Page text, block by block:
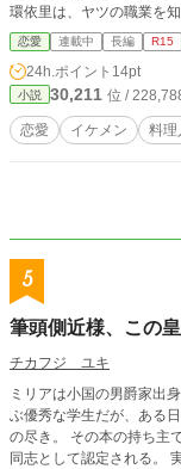
環依里は、ヤツの職業を
世間に知られた天才料理
才料理人！？）×どこにで
りあうラブコメディ！（予
恋愛 連載中 長編 R15
24h.ポイント 14pt
小説 30,211 位 /
恋愛 イケメン 料理
5
筆頭側近様、この
チカフジ ユキ
ミリアは小国の男爵家出
ぶ優秀な学生だが、ある
の尽き。 その本の持ち主
同志として認定される。